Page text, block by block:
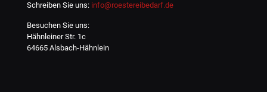
Schreiben Sie uns: info@roestereibedarf.de
Besuchen Sie uns:
Hähnleiner Str. 1c
64665 Alsbach-Hähnlein